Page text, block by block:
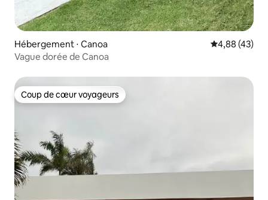
Hébergement ⋅ Canoa Évaluation
4,88 (43)
Vague dorée de Canoa
Coup de cœur voyageurs
Coup de cœur voyageurs